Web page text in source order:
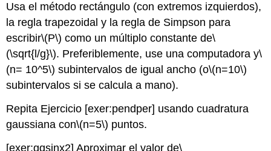
Usa el método rectángulo (con extremos izquierdos),
la regla trapezoidal y la regla de Simpson para
escribir\(P\) como un múltiplo constante de\
(\sqrt{l/g}\). Preferiblemente, use una computadora y\
(n= 10^5\) subintervalos de igual ancho (o\(n=10\)
subintervalos si se calcula a mano).
Repita Ejercicio [exer:pendper] usando cuadratura
gaussiana con\(n=5\) puntos.
[exer:gqsinx2] Aproximar el valor de\